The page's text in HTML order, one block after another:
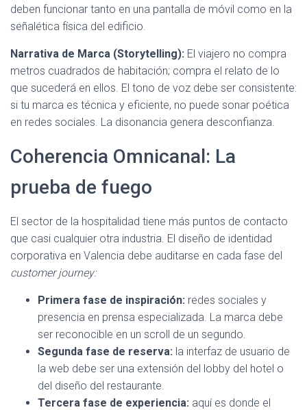
deben funcionar tanto en una pantalla de móvil como en la
señalética física del edificio.
Narrativa de Marca (Storytelling): El viajero no compra
metros cuadrados de habitación; compra el relato de lo
que sucederá en ellos. El tono de voz debe ser consistente:
si tu marca es técnica y eficiente, no puede sonar poética
en redes sociales. La disonancia genera desconfianza.
Coherencia Omnicanal: La
prueba de fuego
El sector de la hospitalidad tiene más puntos de contacto
que casi cualquier otra industria. El diseño de identidad
corporativa en Valencia debe auditarse en cada fase del
customer journey:
Primera fase de inspiración: redes sociales y
presencia en prensa especializada. La marca debe
ser reconocible en un scroll de un segundo.
Segunda fase de reserva: la interfaz de usuario de
la web debe ser una extensión del lobby del hotel o
del diseño del restaurante.
Tercera fase de experiencia: aquí es donde el